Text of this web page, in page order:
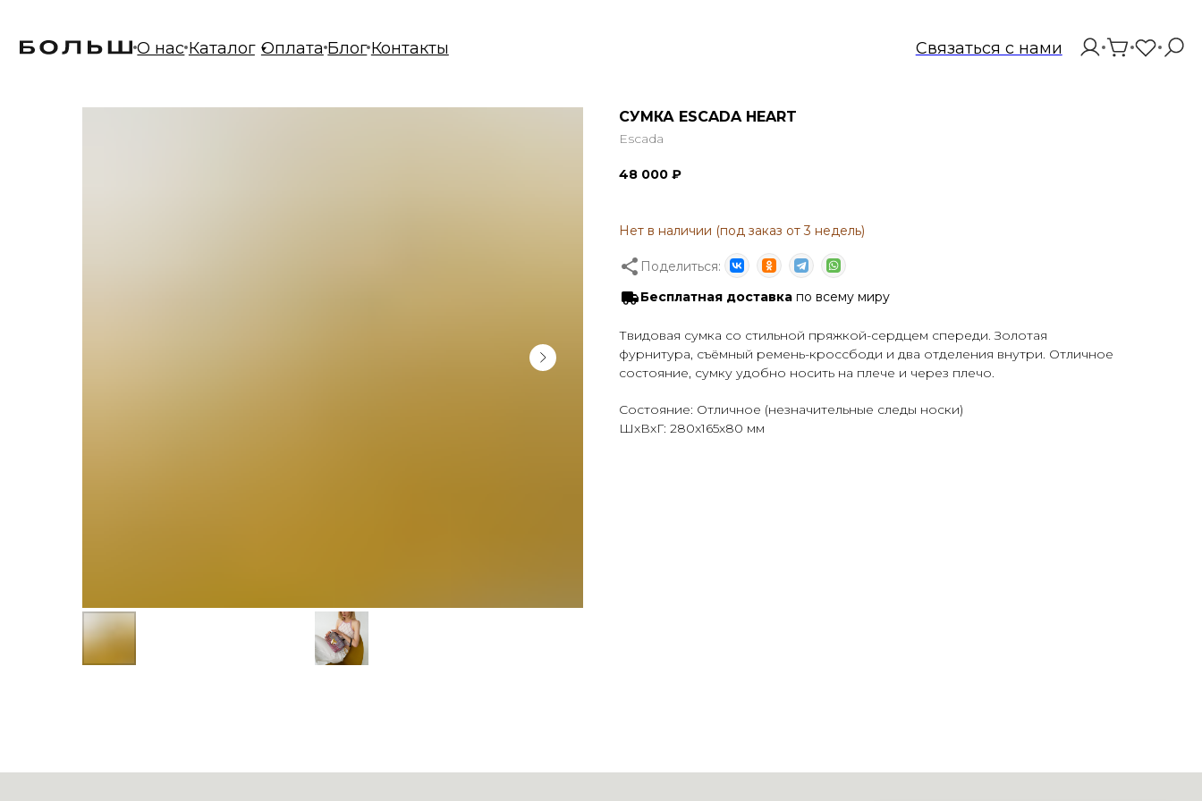
О нас Каталог Оплата Блог Контакты Связаться с нами
СУМКА ESCADA HEART
Escada
48 000 ₽
Поделиться:
Бесплатная доставка по всему миру
Твидовая сумка со стильной пряжкой-сердцем спереди. Золотая
фурнитура, съёмный ремень-кроссбоди и два отделения внутри. Отличное
состояние, сумку удобно носить на плече и через плечо.
Состояние: Отличное (незначительные следы носки)
ШxВxГ: 280x165x80 мм